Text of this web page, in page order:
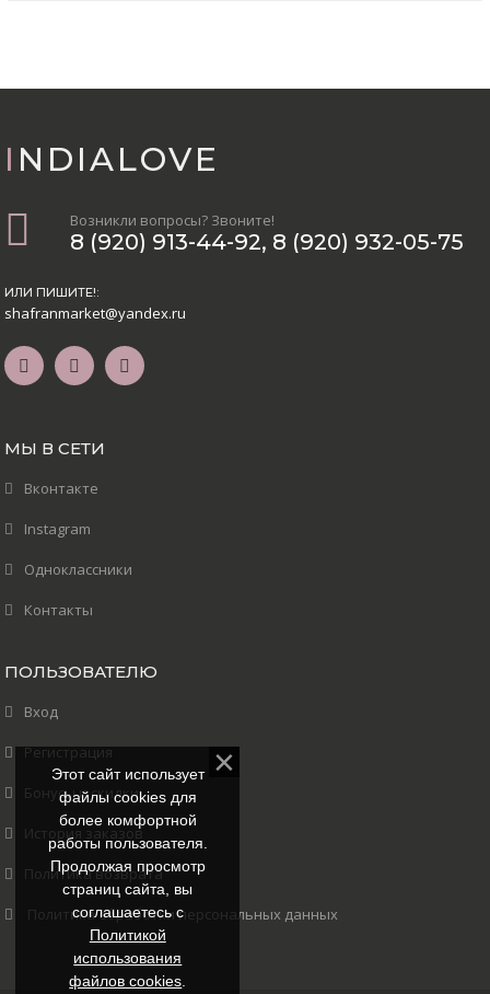
INDIALOVE
Возникли вопросы? Звоните!
8 (920) 913-44-92, 8 (920) 932-05-75
ИЛИ ПИШИТЕ!:
shafranmarket@yandex.ru
МЫ В СЕТИ
Вконтакте
Instagram
Одноклассники
Контакты
ПОЛЬЗОВАТЕЛЮ
Вход
Регистрация
Бонусы и скидки
История заказов
Политика возврата
Политика обработки персональных данных
Этот сайт использует
файлы cookies для
более комфортной
работы пользователя.
Продолжая просмотр
страниц сайта, вы
соглашаетесь с
Политикой
использования
файлов cookies